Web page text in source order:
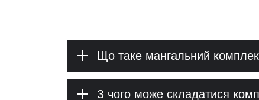
Що таке мангальний
З чого може складатися